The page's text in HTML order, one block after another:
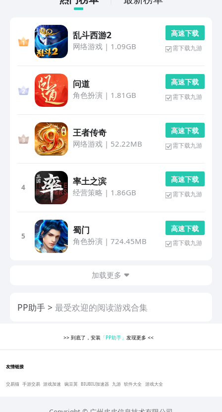
乱斗西游2
网络游戏| 1.09GB
高 速 下 载
需下载九游
问道
角色扮演 | 1.81GB
高 速 下 载
需下载九游
王者传奇
网络游戏| 52.22MB
高 速 下 载
需下载九游
4
率土之滨
经营策略 | 1.86GB
高 速 下 载
需下载九游
5
蜀门
角色扮演 | 724.45MB
高 速 下 载
需下载九游
加载更多
PP助手 最受欢迎的阅读游戏合集
>> 到底了，安装 「PP助手」发现更多<<
友情链接
交易猫 手游交易 游戏加速 豌豆荚 BIUBIU加速器 九游 软件大全 游戏大全